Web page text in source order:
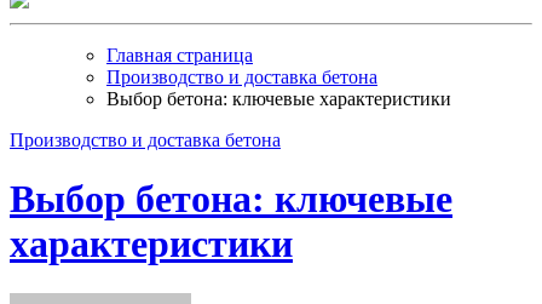
Главная страница
Производство и доставка бетона
Выбор бетона: ключевые характеристики
Производство и доставка бетона
Выбор бетона: ключевые
характеристики